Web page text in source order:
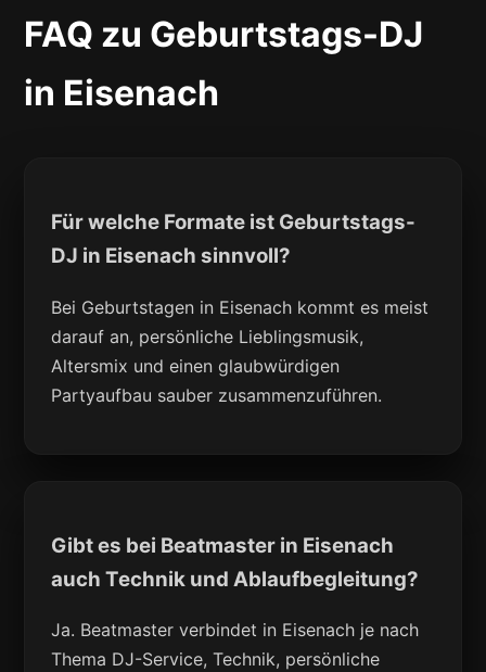
FAQ zu Geburtstags-DJ
in Eisenach
Für welche Formate ist Geburtstags-
DJ in Eisenach sinnvoll?
Bei Geburtstagen in Eisenach kommt es meist
darauf an, persönliche Lieblingsmusik,
Altersmix und einen glaubwürdigen
Partyaufbau sauber zusammenzuführen.
Gibt es bei Beatmaster in Eisenach
auch Technik und Ablaufbegleitung?
Ja. Beatmaster verbindet in Eisenach je nach
Thema DJ-Service, Technik, persönliche